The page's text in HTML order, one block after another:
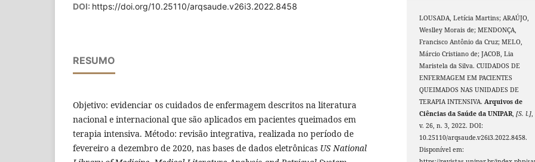
DOI: https://doi.org/10.25110/arqsaude.v26i3.2022.8458
RESUMO
Objetivo: evidenciar os cuidados de enfermagem descritos na literatura
nacional e internacional que são aplicados em pacientes queimados em
terapia intensiva. Método: revisão integrativa, realizada no período de
fevereiro a dezembro de 2020, nas bases de dados eletrônicas US National
LOUSADA, Letícia Martins; ARAÚJO,
Weslley Morais de; MENDONÇA,
Francisco Antônio da Cruz; MELO,
Márcio Cristiano de; JACOB, Lia
Maristela da Silva. CUIDADOS DE
ENFERMAGEM EM PACIENTES
QUEIMADOS NAS UNIDADES DE
TERAPIA INTENSIVA.Arquivos de
Ciências da Saúde da UNIPAR,[S. l.],
v. 26, n. 3, 2022. DOI:
10.25110/arqsaude.v26i3.2022.8458.
Disponível em: